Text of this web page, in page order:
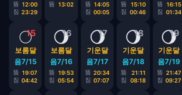
뜸 12:00
짐 23:29
뜸 13:02 뜸 14:05
짐 00:05
뜸
15:10
짐 00:46
뜸
16:15
짐 01:34
15
🌕
보름달
음7/15
뜸 19:07
짐 04:42
16
🌖
보름달
음7/16
뜸
19:53
짐 05:54
17
🌖
기운달
음7/17
뜸 20:34
짐 07:07
18
🌖
기운달
음7/18
뜸
21:11
짐
08:18
19
🌖
기운달
음7/19
뜸 21:47
짐 09:27